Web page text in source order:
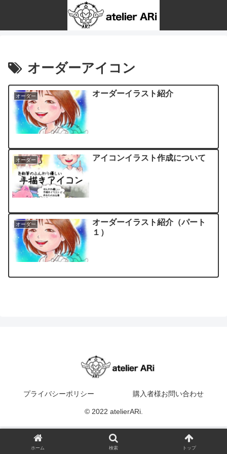
オーダーアイコン
オーダー オーダーイラスト紹介
オーダー アイコンイラスト作成について
オーダー
オーダーイラスト紹介（パート
１）
プライバシーポリシー 購入者様お問い合わせ
© 2022 atelierARi.
ホーム 検索 トップ